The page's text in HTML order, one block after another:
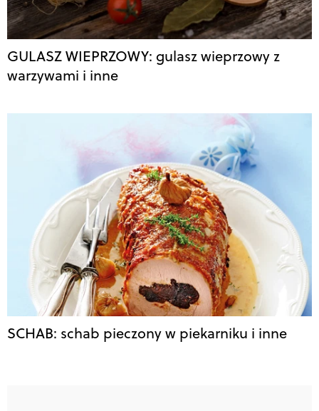
GULASZ WIEPRZOWY: gulasz wieprzowy z
warzywami i inne
SCHAB: schab pieczony w piekarniku i inne